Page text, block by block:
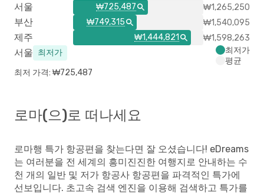
서울
부산
제주
₩725,487
₩1,265,250
₩749,315
₩1,540,095
₩1,444,821
₩1,598,263
서울 최저가
최저 가격: ₩725,487
최저가
평균
로마(으)로 떠나세요
로마행 특가 항공편을 찾는다면 잘 오셨습니다! eDreams
는 여러분을 전 세계의 흥미진진한 여행지로 안내하는 수
천 개의 일반 및 저가 항공사 항공편을 파격적인 특가에
선보입니다. 초고속 검색 엔진을 이용해 검색하고 특가를